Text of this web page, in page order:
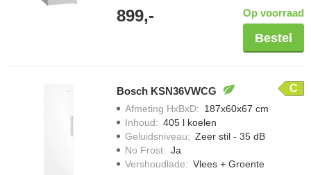
899,- Op voorraad
Bestel
Bosch KSN36VWCG C
Afmeting HxBxD: 187x60x67 cm
Inhoud: 405 l koelen
Geluidsniveau: Zeer stil - 35 dB
No Frost: Ja
Vershoudlade: Vlees + Groente